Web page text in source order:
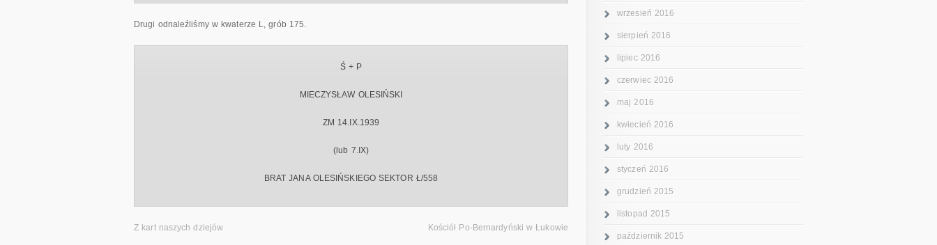
Drugi odnaleźliśmy w kwaterze L, grób 175.
Ś + P
MIECZYSŁAW OLESIŃSKI
ZM 14.IX.1939
(lub 7.IX)
BRAT JANA OLESIŃSKIEGO SEKTOR Ł/558
Z kart naszych dziejów Kościół Po-Bernardyński w Łukowie
wrzesień 2016
sierpień 2016
lipiec 2016
czerwiec 2016
maj 2016
kwiecień 2016
luty 2016
styczeń 2016
grudzień 2015
listopad 2015
październik 2015